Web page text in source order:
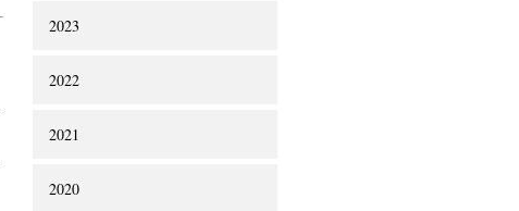
2023
2022
2021
2020